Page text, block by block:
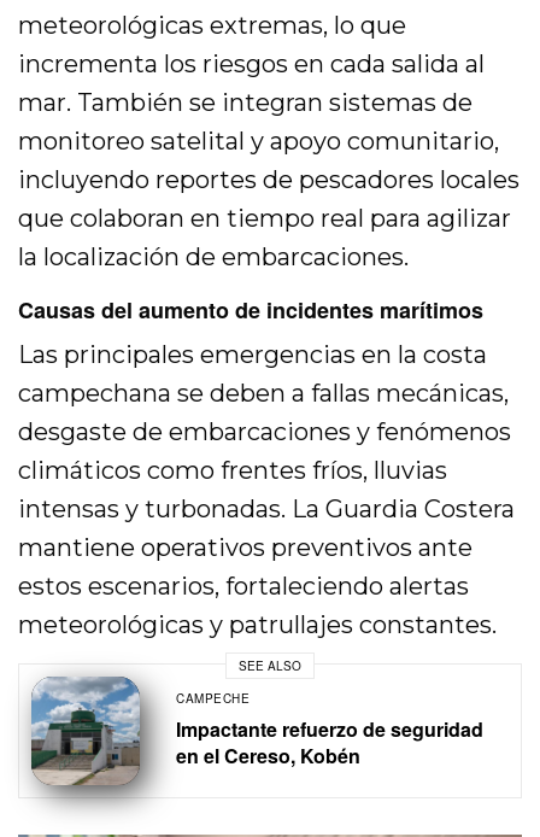
meteorológicas extremas, lo que
incrementa los riesgos en cada salida al
mar. También se integran sistemas de
monitoreo satelital y apoyo comunitario,
incluyendo reportes de pescadores locales
que colaboran en tiempo real para agilizar
la localización de embarcaciones.
Causas del aumento de incidentes marítimos
Las principales emergencias en la costa
campechana se deben a fallas mecánicas,
desgaste de embarcaciones y fenómenos
climáticos como frentes fríos, lluvias
intensas y turbonadas. La Guardia Costera
mantiene operativos preventivos ante
estos escenarios, fortaleciendo alertas
meteorológicas y patrullajes constantes.
SEE ALSO
CAMPECHE
Impactante refuerzo de seguridad
en el Cereso, Kobén